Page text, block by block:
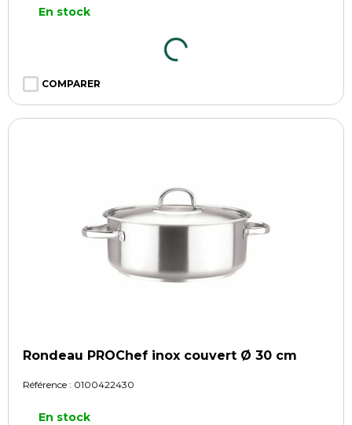
En stock
COMPARER
Rondeau PROChef inox couvert Ø 30 cm
Référence : 0100422430
En stock